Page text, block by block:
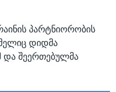
პარტნიორობის
დიდმა
და შეერთებულმა